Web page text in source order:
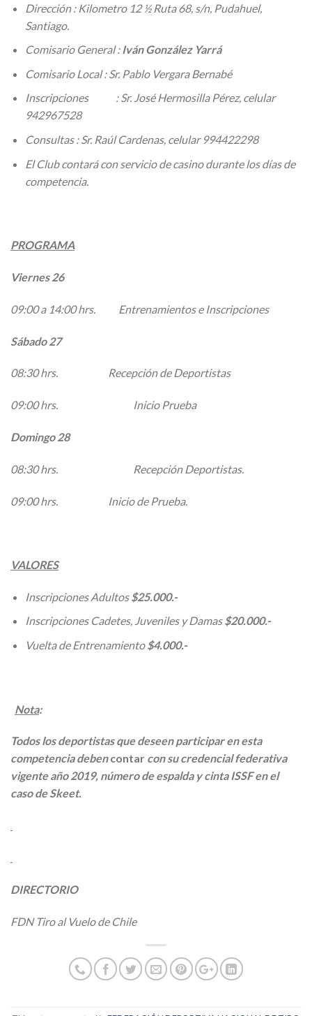
Dirección : Kilometro 12 ½ Ruta 68, s/n, Pudahuel,
Santiago.
Comisario General :Iván González Yarrá
Comisario Local : Sr. Pablo Vergara Bernabé
Inscripciones : Sr. José Hermosilla Pérez, celular
942967528
Consultas : Sr. Raúl Cardenas, celular 994422298
El Club contará con servicio de casino durante los días de
competencia.
PROGRAMA
Viernes 26
09:00 a 14:00 hrs. Entrenamientos e Inscripciones
Sábado 27
08:30 hrs. Recepción de Deportistas
09:00 hrs. Inicio Prueba
Domingo 28
08:30 hrs. Recepción Deportistas.
09:00 hrs. Inicio de Prueba.
VALORES
Inscripciones Adultos$25.000.-
Inscripciones Cadetes, Juveniles y Damas $20.000.-
Vuelta de Entrenamiento$4.000.-
Nota:
Todos los deportistas que deseen participar en esta
competencia debencontar con su credencial federativa
vigente año 2019, número de espalda y cinta ISSF en el
caso de Skeet.
DIRECTORIO
FDN Tiro al Vuelo de Chile